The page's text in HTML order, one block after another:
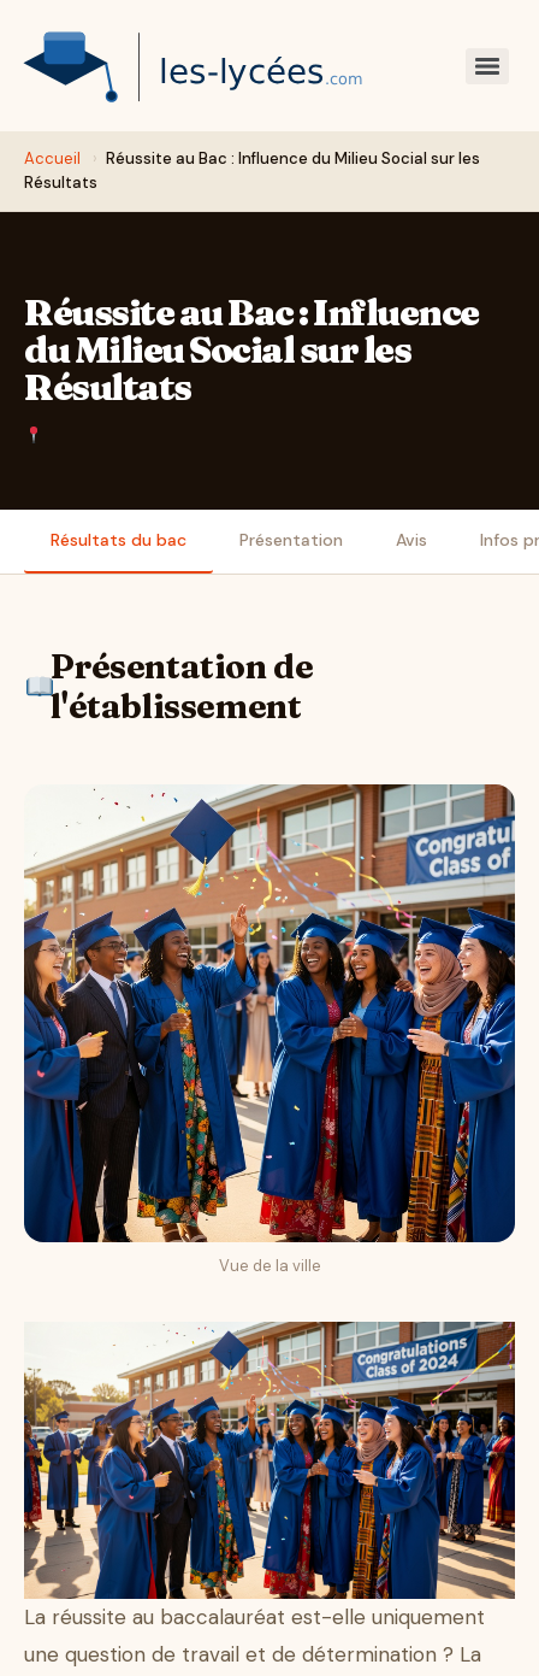
Accueil › Réussite au Bac : Influence du Milieu Social sur les
Résultats
Réussite au Bac : Influence
du Milieu Social sur les
Résultats
Résultats du bac Présentation Avis Infos
Présentation de
l'établissement
Vue de la ville
La réussite au baccalauréat est-elle uniquement
une question de travail et de détermination ? La